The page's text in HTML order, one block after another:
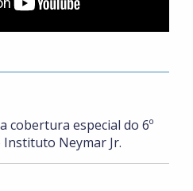
cobertura especial do 6º
Neymar Jr.